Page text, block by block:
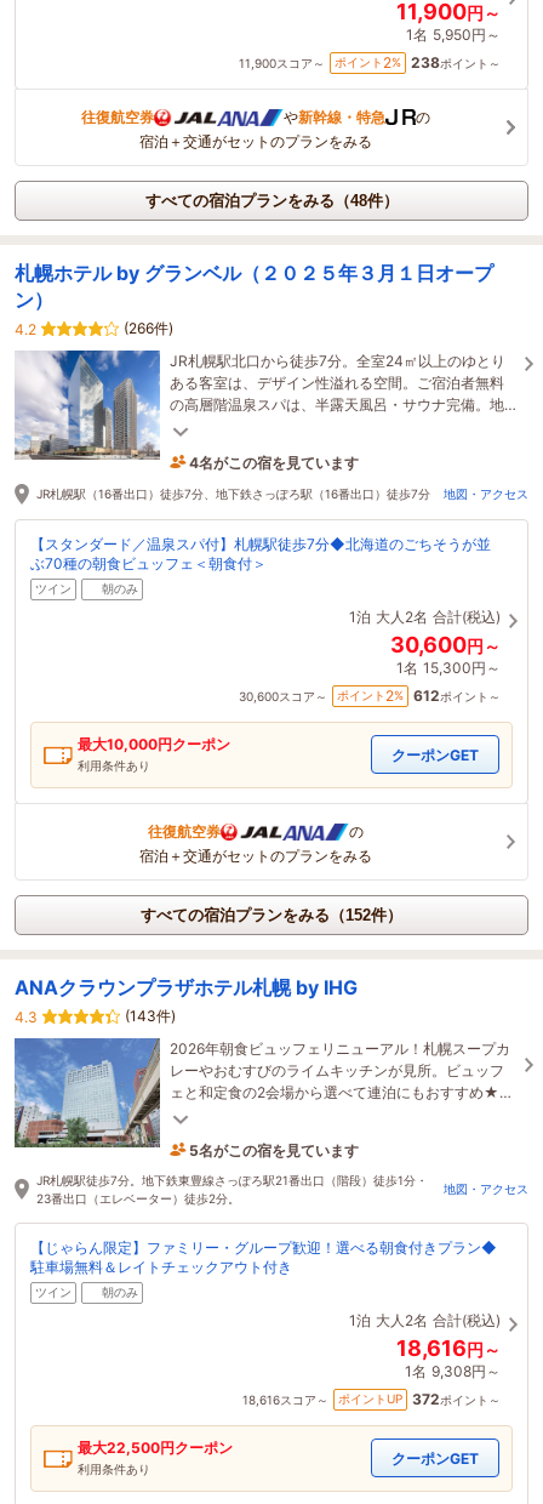
11,900円～
1名 5,950円～
11,900スコア～ ポイント 2% 238ポイント～
往復航空券 や新幹線・特急
の
宿泊＋交通がセットのプランをみる
すべての宿泊プランをみる（48件）
札幌ホテル by グランベル（２０２５年３月１日オープ
ン）
4.2
(266件)
JR札幌駅北口から徒歩7分。全室24㎡以上のゆとり
ある客室は、デザイン性溢れる空間。ご宿泊者無料
の高層階温泉スパは、半露天風呂・サウナ完備。地
上約100mのレストラン＆BARから夜景を望む贅沢な
4名がこの宿を見ています
45分前に予約されました
JR札幌駅（16番出口）徒歩7分、地下鉄さっぽろ駅（16番出口）徒歩7分 地図・アクセス
【スタンダード／温泉スパ付】札幌駅徒歩7分◆北海道のごちそうが並
ぶ70種の朝食ビュッフェ＜朝食付＞
ツイン 朝のみ
1泊 大人2名 合計(税込)
30,600円～
1名 15,300円～
30,600スコア～ ポイント 2% 612ポイント～
最大10,000円クーポン
利用条件あり
クーポンGET
往復航空券
の
宿泊＋交通がセットのプランをみる
すべての宿泊プランをみる（152件）
ANAクラウンプラザホテル札幌 by IHG
4.3
(143件)
2026年朝食ビュッフェリニューアル！札幌スープカ
レーやおむすびのライムキッチンが見所。ビュッフ
ェと和定食の2会場から選べて連泊にもおすすめ★26
階ラウンジアクセス付きプランでワンランク上の滞
5名がこの宿を見ています
2時間前に予約されました
JR札幌駅徒歩7分。地下鉄東豊線さっぽろ駅21番出口（階段）徒歩1分・
23番出口（エレベーター）徒歩2分。
地図・アクセス
【じゃらん限定】ファミリー・グループ歓迎！選べる朝食付きプラン◆
駐車場無料＆レイトチェックアウト付き
ツイン 朝のみ
1泊 大人2名 合計(税込)
18,616円～
1名 9,308円～
18,616スコア～ ポイントUP 372ポイント～
最大22,500円クーポン
利用条件あり
クーポンGET